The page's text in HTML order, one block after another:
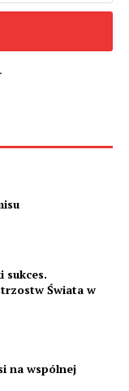
.
sukces.
Świata w
na wspólnej